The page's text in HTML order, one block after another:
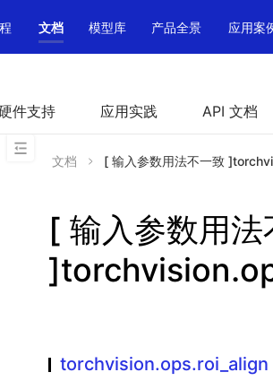
文档 模型库 产品全景 应用案
件支持 应用实践 API 文档
文档 [ 输入参数用法不一致
[ 输入参数用法
torchvision.ops.roi_align